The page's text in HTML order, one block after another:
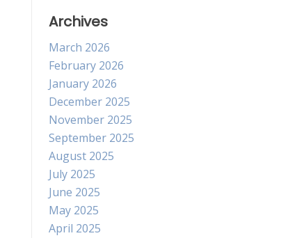
Archives
March 2026
February 2026
January 2026
December 2025
November 2025
September 2025
August 2025
July 2025
June 2025
May 2025
April 2025